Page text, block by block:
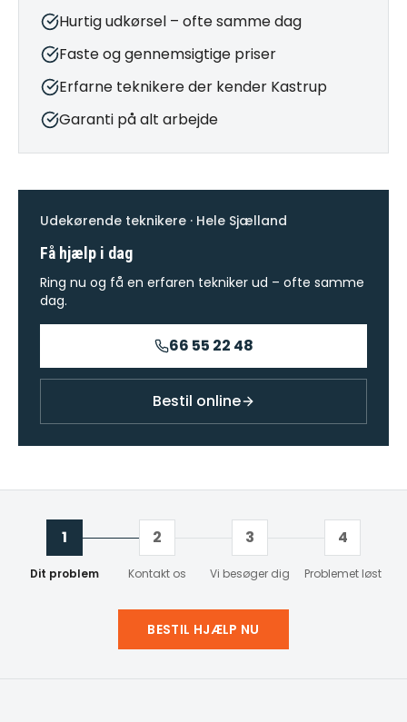
Hurtig udkørsel – ofte samme dag
Faste og gennemsigtige priser
Erfarne teknikere der kender Kastrup
Garanti på alt arbejde
Udekørende teknikere · Hele Sjælland
Få hjælp i dag
Ring nu og få en erfaren tekniker ud – ofte samme
dag.
66 55 22 48
Bestil online
1
Dit problem
2
Kontakt os
3
Vi besøger dig
4
Problemet løst
BESTIL HJÆLP NU